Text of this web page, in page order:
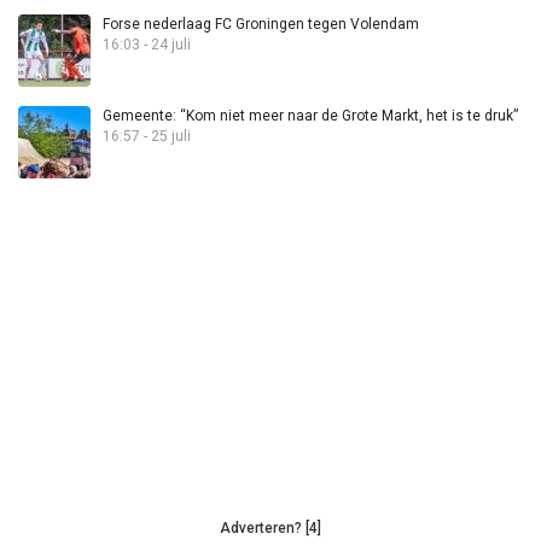
Forse nederlaag FC Groningen tegen Volendam
16:03 - 24 juli
Gemeente: “Kom niet meer naar de Grote Markt, het is te druk”
16:57 - 25 juli
Adverteren? [4]